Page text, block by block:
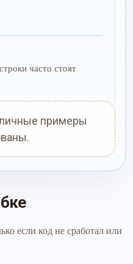
часто стоят
примеры
если код не сработал или